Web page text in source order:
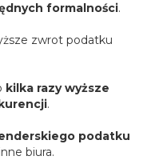
formalności.
zwrot podatku
kilka razy wyższe
.
podatku
biura.